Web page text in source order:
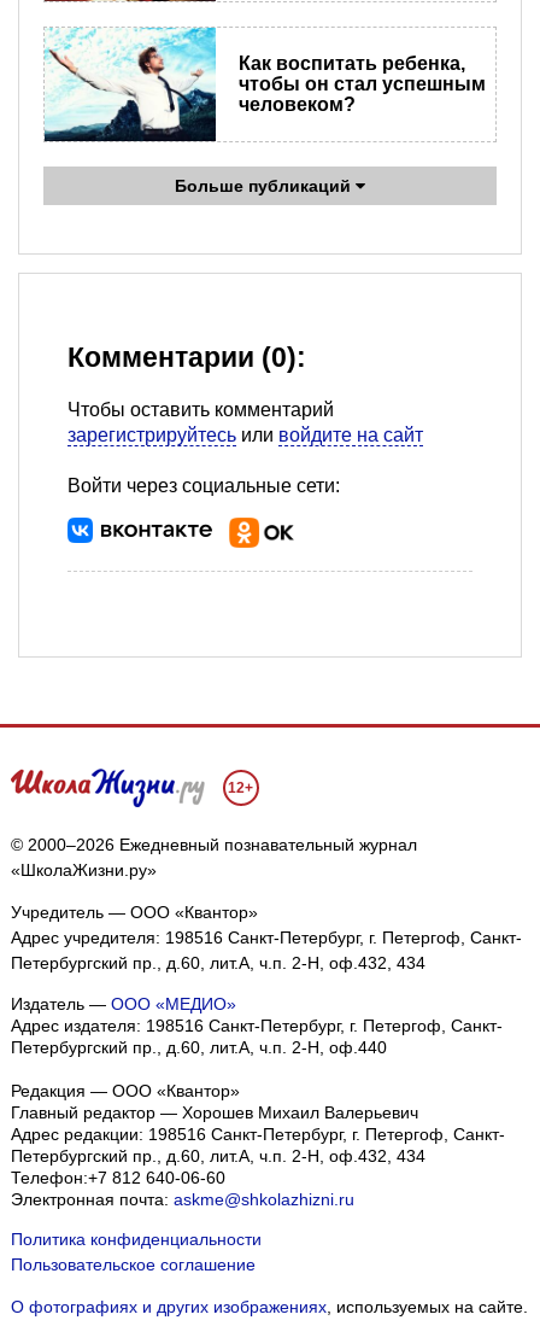
Как воспитать ребенка,
чтобы он стал успешным
человеком?
Больше публикаций
Комментарии (0):
Чтобы оставить комментарий
зарегистрируйтесь или войдите на сайт
Войти через социальные сети:
12+
© 2000–2026 Ежедневный познавательный журнал
«ШколаЖизни.ру»
Учредитель — ООО «Квантор»
Адрес учредителя: 198516 Санкт-Петербург, г. Петергоф, Санкт-
Петербургский пр., д.60, лит.А, ч.п. 2-Н, оф.432, 434
Издатель — ООО «МЕДИО»
Адрес издателя: 198516 Санкт-Петербург, г. Петергоф, Санкт-
Петербургский пр., д.60, лит.А, ч.п. 2-Н, оф.440
Редакция — ООО «Квантор»
Главный редактор — Хорошев Михаил Валерьевич
Адрес редакции: 198516 Санкт-Петербург, г. Петергоф, Санкт-
Петербургский пр., д.60, лит.А, ч.п. 2-Н, оф.432, 434
Телефон:+7 812 640-06-60
Электронная почта: askme@shkolazhizni.ru
Политика конфиденциальности
Пользовательское соглашение
О фотографиях и других изображениях, используемых на сайте.